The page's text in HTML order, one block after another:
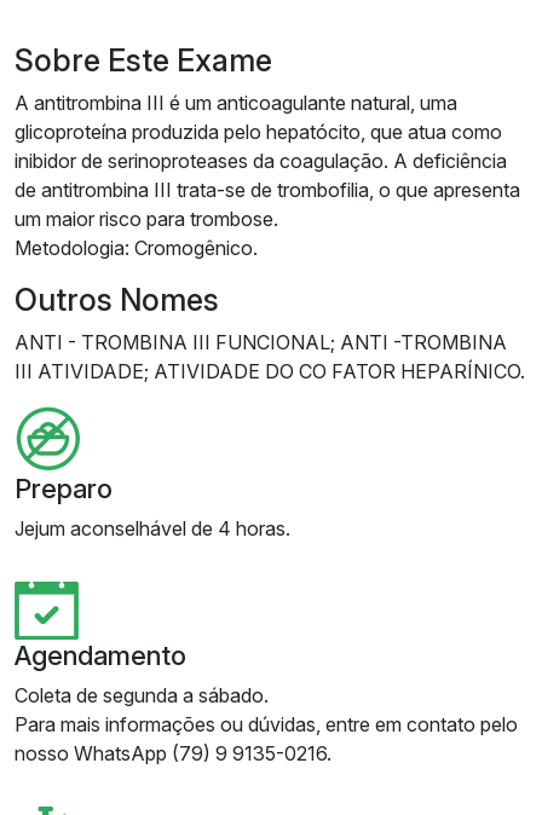
Sobre Este Exame
A antitrombina III é um anticoagulante natural, uma
glicoproteína produzida pelo hepatócito, que atua como
inibidor de serinoproteases da coagulação. A deficiência
de antitrombina III trata-se de trombofilia, o que apresenta
um maior risco para trombose.
Metodologia: Cromogênico.
Outros Nomes
ANTI - TROMBINA III FUNCIONAL; ANTI -TROMBINA
III ATIVIDADE; ATIVIDADE DO CO FATOR HEPARÍNICO.
Preparo
Jejum aconselhável de 4 horas.
Agendamento
Coleta de segunda a sábado.
Para mais informações ou dúvidas, entre em contato pelo
nosso WhatsApp (79) 9 9135-0216.